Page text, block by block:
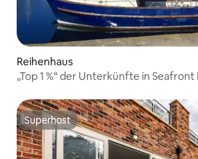
Reihenhaus
„Top 1 %“ der Unterkünfte in Seafront
Superhost
Superhost